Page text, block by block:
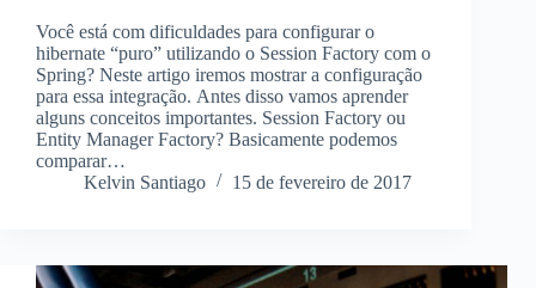
Você está com dificuldades para configurar o
hibernate “puro” utilizando o Session Factory com o
Spring? Neste artigo iremos mostrar a configuração
para essa integração. Antes disso vamos aprender
alguns conceitos importantes. Session Factory ou
Entity Manager Factory? Basicamente podemos
comparar…
Kelvin Santiago
15 de fevereiro de 2017